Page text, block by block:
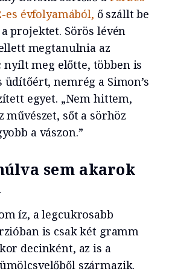
es évfolyamából, ő szállt be
projektet. Sörös lévén
megtanulnia az
meg előtte, többen is
nemrég a Simon’s
egyet. „Nem hittem,
művészet, sőt a sörhöz
a vászon.”
sem akarok
íz, a legcukrosabb
is csak két gramm
decinként, az is a
származik.